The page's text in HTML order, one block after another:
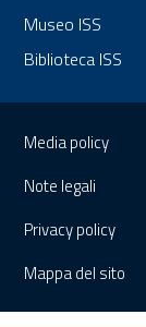
Museo ISS
Biblioteca ISS
Media policy
Note legali
Privacy policy
Mappa del sito